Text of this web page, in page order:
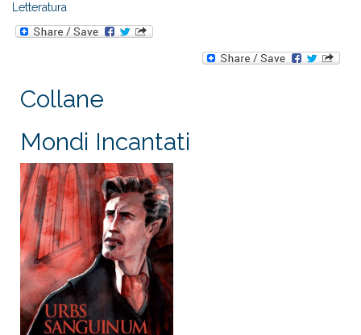
Letteratura
Collane
Mondi Incantati